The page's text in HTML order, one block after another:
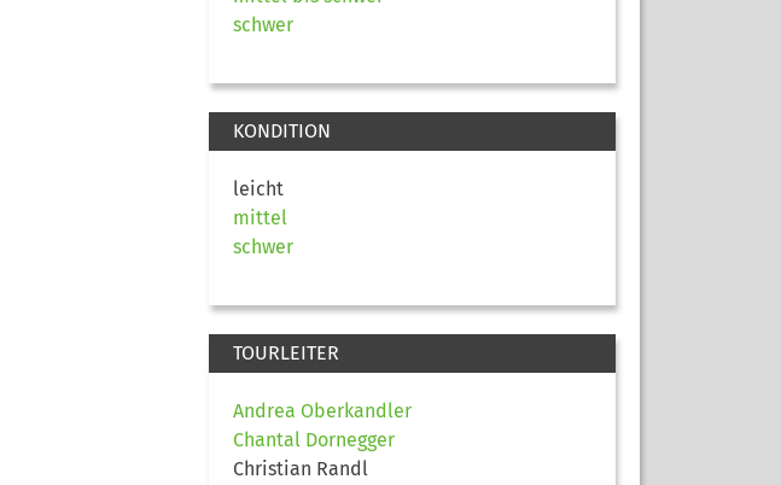
schwer
KONDITION
leicht
mittel
schwer
TOURLEITER
Andrea Oberkandler
Chantal Dornegger
Christian Randl